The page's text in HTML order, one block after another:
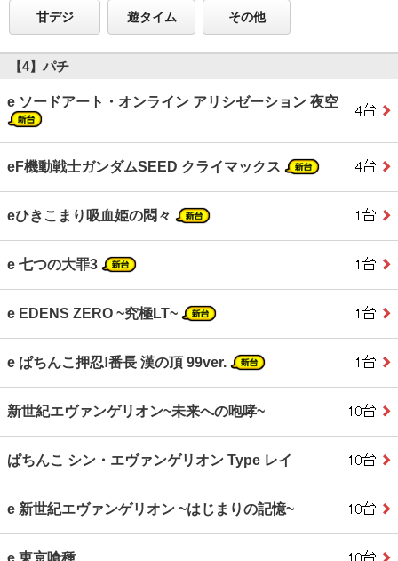
甘デジ 遊タイム その他
【4】パチ
e ソードアート・オンライン アリシゼーション 夜空
eF機動戦士ガンダムSEED クライマックス
eひきこまり吸血姫の悶々
e 七つの大罪3
e EDENS ZERO ~究極LT~
e ぱちんこ押忍!番長 漢の頂 99ver.
新世紀エヴァンゲリオン~未来への咆哮~
ぱちんこ シン・エヴァンゲリオン Type レイ
e 新世紀エヴァンゲリオン ~はじまりの記憶~
e 東京喰種